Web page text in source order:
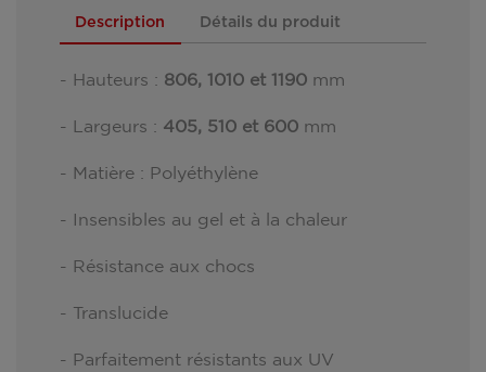
Description Détails du produit
- Hauteurs : 806, 1010 et 1190 mm
- Largeurs : 405, 510 et 600 mm
- Matière : Polyéthylène
- Insensibles au gel et à la chaleur
- Résistance aux chocs
- Translucide
- Parfaitement résistants aux UV